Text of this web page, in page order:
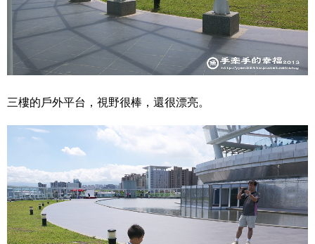
三樓的戶外平台，視野很棒，還很漂亮。